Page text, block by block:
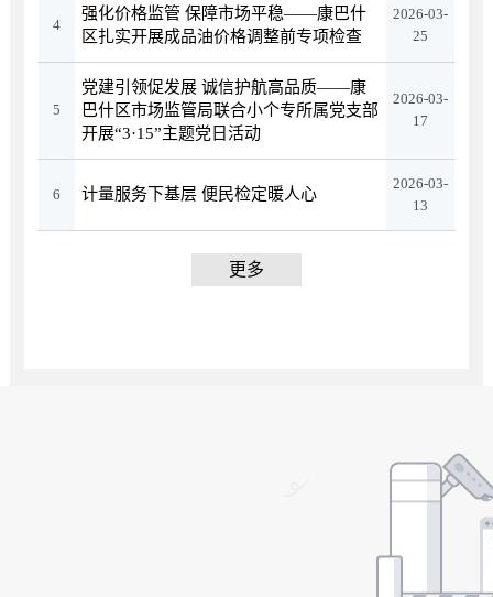
4
强化价格监管 保障市场平稳——康巴什
区扎实开展成品油价格调整前专项检查
2026-03-
25
5
党建引领促发展 诚信护航高品质——康
巴什区市场监管局联合小个专所属党支部
开展“3·15”主题党日活动
2026-03-
17
6 计量服务下基层 便民检定暖人心
2026-03-
13
更多